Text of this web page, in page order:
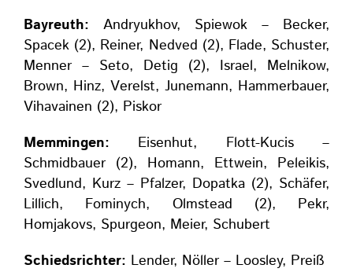
Bayreuth: Andryukhov, Spiewok – Becker,
Spacek (2), Reiner, Nedved (2), Flade, Schuster,
Menner – Seto, Detig (2), Israel, Melnikow,
Brown, Hinz, Verelst, Junemann, Hammerbauer,
Vihavainen (2), Piskor
Memmingen: Eisenhut, Flott-Kucis –
Schmidbauer (2), Homann, Ettwein, Peleikis,
Svedlund, Kurz – Pfalzer, Dopatka (2), Schäfer,
Lillich, Fominych, Olmstead (2), Pekr,
Homjakovs, Spurgeon, Meier, Schubert
Schiedsrichter: Lender, Nöller – Loosley, Preiß